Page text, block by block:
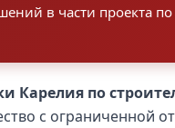
в части проекта
Карелия по
с